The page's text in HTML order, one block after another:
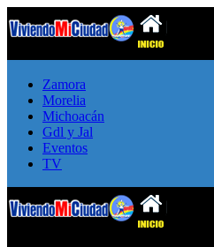
Zamora
Morelia
Michoacán
Gdl y Jal
Eventos
TV